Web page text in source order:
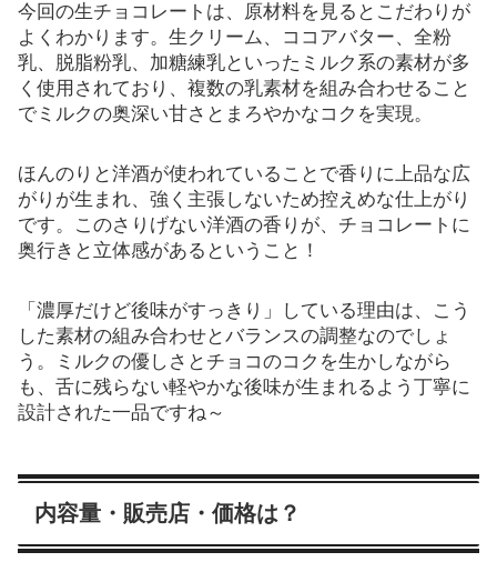
今回の生チョコレートは、原材料を見るとこだわりが
よくわかります。生クリーム、ココアバター、全粉
乳、脱脂粉乳、加糖練乳といったミルク系の素材が多
く使用されており、複数の乳素材を組み合わせること
でミルクの奥深い甘さとまろやかなコクを実現。
ほんのりと洋酒が使われていることで香りに上品な広
がりが生まれ、強く主張しないため控えめな仕上がり
です。このさりげない洋酒の香りが、チョコレートに
奥行きと立体感があるということ！
「濃厚だけど後味がすっきり」している理由は、こう
した素材の組み合わせとバランスの調整なのでしょ
う。ミルクの優しさとチョコのコクを生かしながら
も、舌に残らない軽やかな後味が生まれるよう丁寧に
設計された一品ですね～
内容量・販売店・価格は？